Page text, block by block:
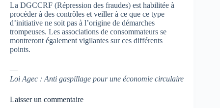
La DGCCRF (Répression des fraudes) est habilitée à
procéder à des contrôles et veiller à ce que ce type
d’initiative ne soit pas à l’origine de démarches
trompeuses. Les associations de consommateurs se
montreront également vigilantes sur ces différents
points.
—
Loi Agec : Anti gaspillage pour une économie circulaire
Laisser un commentaire